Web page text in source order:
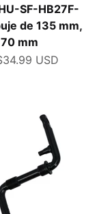
SF-HB27F-
de 135 mm,
mm
ofertaUSD